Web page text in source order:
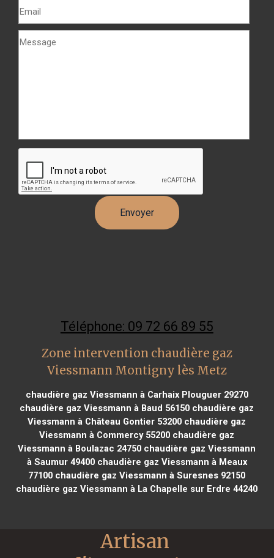
Téléphone: 09 72 66 89 55
Zone intervention chaudière gaz
Viessmann Montigny lès Metz
chaudière gaz Viessmann à Carhaix Plouguer 29270
chaudière gaz Viessmann à Baud 56150 chaudière gaz
Viessmann à Château Gontier 53200 chaudière gaz
Viessmann à Commercy 55200 chaudière gaz
Viessmann à Boulazac 24750 chaudière gaz Viessmann
à Saumur 49400chaudière gaz Viessmann à Meaux
77100 chaudière gaz Viessmann à Suresnes 92150
chaudière gaz Viessmann à La Chapelle sur Erdre 44240
Artisan